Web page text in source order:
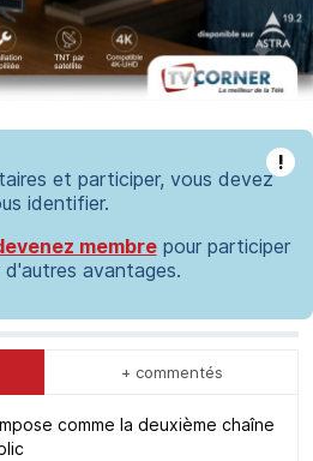
!
et participer, vous devez
identifier.
membrepour participer
avantages.
+ commentés
comme la deuxième chaîne